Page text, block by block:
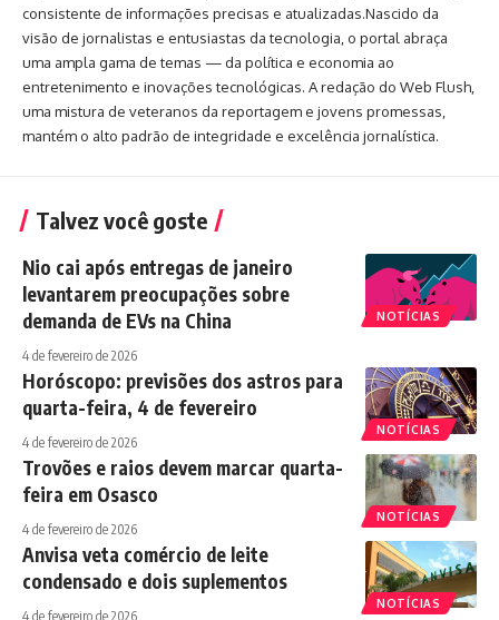
consistente de informações precisas e atualizadas.Nascido da
visão de jornalistas e entusiastas da tecnologia, o portal abraça
uma ampla gama de temas — da política e economia ao
entretenimento e inovações tecnológicas. A redação do Web Flush,
uma mistura de veteranos da reportagem e jovens promessas,
mantém o alto padrão de integridade e excelência jornalística.
Talvez você goste
NOTÍCIAS
Nio cai após entregas de janeiro
levantarem preocupações sobre
demanda de EVs na China
4 de fevereiro de 2026
NOTÍCIAS
Horóscopo: previsões dos astros para
quarta-feira, 4 de fevereiro
4 de fevereiro de 2026
NOTÍCIAS
Trovões e raios devem marcar quarta-
feira em Osasco
4 de fevereiro de 2026
NOTÍCIAS
Anvisa veta comércio de leite
condensado e dois suplementos
4 de fevereiro de 2026